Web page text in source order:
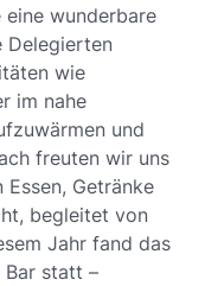
wunderbare
Delegierten
wie
im nahe
und
freuten wir uns
Getränke
begleitet von
Jahr fand das
Bar statt –